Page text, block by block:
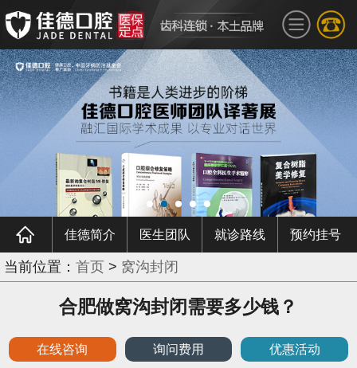
佳德简介 医生团队 就诊路线 预约挂号
当前位置： 首页 > 窝沟封闭
合肥做窝沟封闭需要多少钱？
在线咨询 询问费用 优惠活动